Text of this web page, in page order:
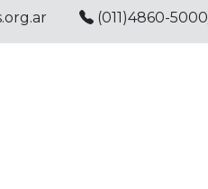
(011)4860-